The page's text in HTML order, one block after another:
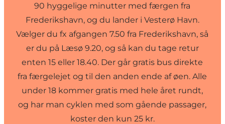
90 hyggelige minutter med færgen fra
Frederikshavn, og du lander i Vesterø Havn.
Vælger du fx afgangen 7.50 fra Frederikshavn, så
er du på Læsø 9.20, og så kan du tage retur
enten 15 eller 18.40. Der går gratis bus direkte
fra færgelejet og til den anden ende af øen. Alle
under 18 kommer gratis med hele året rundt,
og har man cyklen med som gående passager,
koster den kun 25 kr.